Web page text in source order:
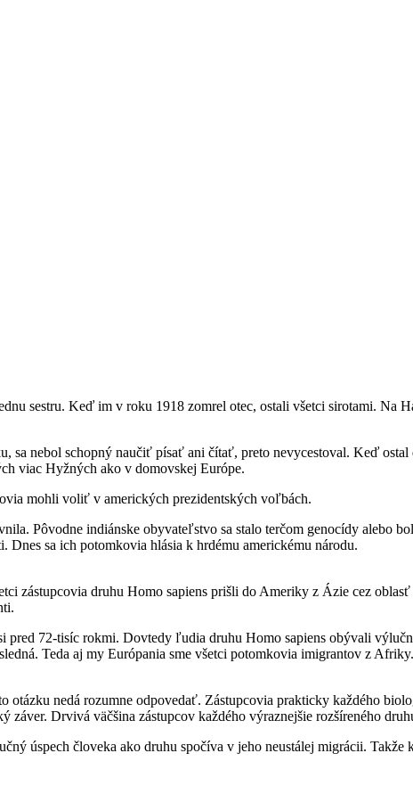
sestru. Keď im v roku 1918 zomrel otec, ostali všetci sirotami. Na
nebol schopný naučiť písať ani čítať, preto nevycestoval. Keď ostal
viac Hyžných ako v domovskej Európe.
mohli voliť v amerických prezidentských voľbách.
Pôvodne indiánske obyvateľstvo sa stalo terčom genocídy alebo
sa ich potomkovia hlásia k hrdému americkému národu.
zástupcovia druhu Homo sapiens prišli do Ameriky z Ázie cez
72-tisíc rokmi. Dovtedy ľudia druhu Homo sapiens obývali
Teda aj my Európania sme všetci potomkovia imigrantov z Afriky.
nedá rozumne odpovedať. Zástupcovia prakticky každého
Drvivá väčšina zástupcov každého výraznejšie rozšíreného
úspech človeka ako druhu spočíva v jeho neustálej migrácii. Takže